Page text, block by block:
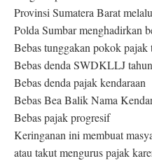
Provinsi Sumatera Barat
Polda Sumbar menghadirkan
Bebas tunggakan pokok pajak
Bebas denda SWDKLLJ
Bebas denda pajak kendaraan
Bebas Bea Balik Nama
Bebas pajak progresif
Keringanan ini membuat
atau takut mengurus pajak